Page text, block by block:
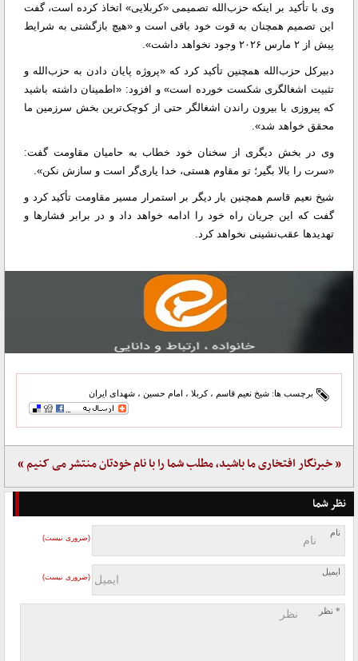
وی با تأکید بر اینکه حزب‌الله تصمیمی «کربلایی» اتخاذ کرده است، گفت
این تصمیم همچنان به قوت خود باقی است و «هیچ بازگشتی به شرایط
پیش از ۲ مارس ۲۰۲۶ وجود نخواهد داشت».
دبیرکل حزب‌الله همچنین تأکید کرد که «پروژه پایان دادن به حزب‌الله و
تثبیت اشغالگری شکست خورده است» و افزود: «اطمینان داشته باشید
که پیروزی با بیرون راندن اشغالگر حتی از کوچک‌ترین بخش سرزمین ما
محقق خواهد شد».
وی در بخش دیگری از سخنان خود خطاب به حامیان مقاومت گفت:
«سرت را بالا بگیر؛ تو مقاوم هستی، خدا یاری‌گر است و سازش نکن».
شیخ نعیم قاسم همچنین بار دیگر بر استمرار مسیر مقاومت تأکید کرد و
گفت که این جریان راه خود را ادامه خواهد داد و در برابر فشارها و
تهدیدها عقب‌نشینی نخواهد کرد.
برچسب ها: شیخ نعیم قاسم ،کربلا ، امام حسین ، شهدای ایران
« خبرنگار افتخاری ما باشید، مطلب شما را با نام خودتان منتشر می کنیم »
نظر شما
نام
(ضروری نیست)
ایمیل
(ضروری نیست)
* نظر